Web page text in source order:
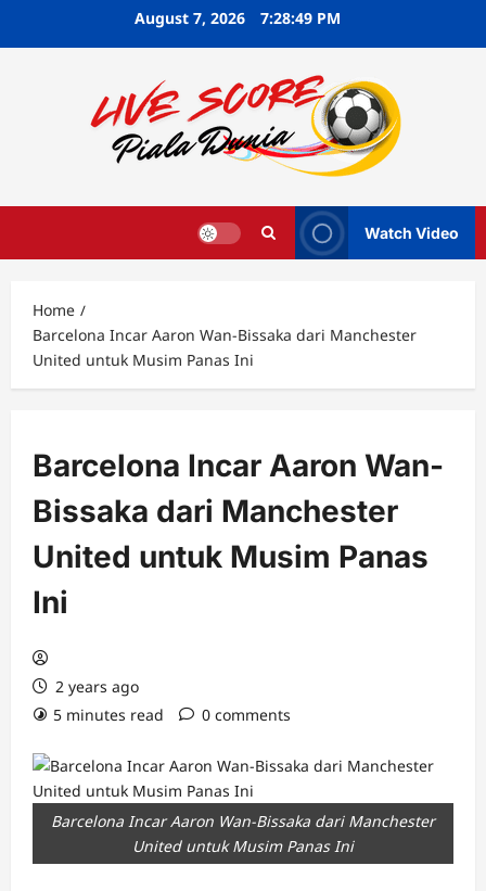
August 7, 2026 7:28:50 PM
Watch Video
Home
Barcelona Incar Aaron Wan-Bissaka dari Manchester
United untuk Musim Panas Ini
Barcelona Incar Aaron Wan-
Bissaka dari Manchester
United untuk Musim Panas
Ini
2 years ago
5 minutes read
0 comments
Barcelona Incar Aaron Wan-Bissaka dari Manchester
United untuk Musim Panas Ini